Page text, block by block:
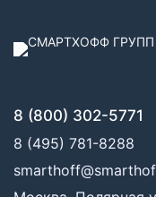
8 (800) 302-5771
8 (495) 781-8288